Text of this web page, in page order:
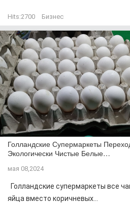
Hits:2700 Бизнес
Голландские Супермаркеты
Экологически Чистые Белые…
мая 08,2024
Голландские супермаркеты все
яйца вместо коричневых...